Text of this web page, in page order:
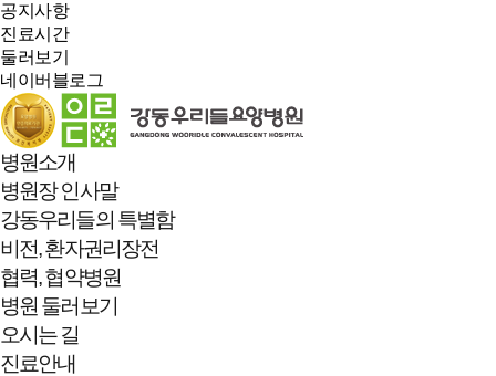
공지사항
진료시간
둘러보기
네이버블로그
병원소개
병원장 인사말
강동우리들의 특별함
비전, 환자권리장전
협력, 협약병원
병원 둘러보기
오시는 길
진료안내